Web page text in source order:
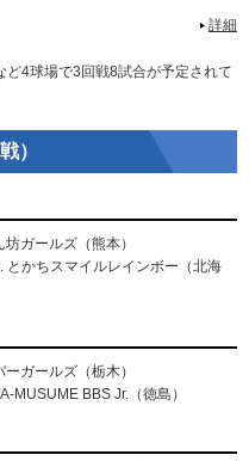
詳細
4球場で3回戦8試合が予定されて
）
ガールズ（熊本）
とかちスマイルレインボー（北海
ガールズ（栃木）
MUSUME BBS Jr.（徳島）